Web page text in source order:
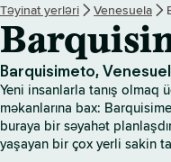
r
H
o
m
e
Təyinat yerləri Venesuela
Barquisimeto,
Yeni insanlarla tanış olmaq
məkanlarına bax:
buraya bir səyahət
yaşayan bir çox yerli sakin